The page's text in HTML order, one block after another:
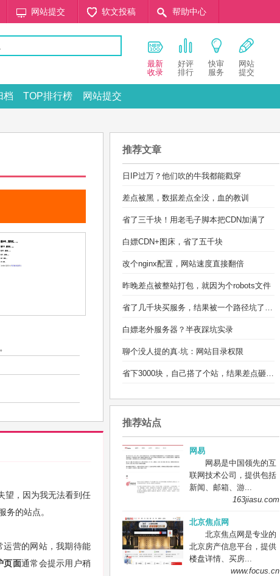
网站提交 软文投稿 帮助中心
最新
收录
好评
排行
快审
服务
网站
提交
档 TOP排行榜 网站提交
望，因为我无法看到任
务的站点。
运营的网站，我期待能
页面通常会提示用户稍
推荐文章
日IP过万？他们吹的牛我都能戳穿
差点被黑，数据差点全没，血的教训
省了三千块！用老毛子脚本把CDN加满了
白嫖CDN+图床，省了五千块
改个nginx配置，网站速度直接翻倍
昨晚差点被整站打包，就因为个robots文件
省了几千块买服务，结果被一个路径坑了两宿
白嫖老外服务器？半夜踩坑实录
聊个没人提的真·坑：网站目录权限
省下3000块，自己搭了个站，结果差点砸电脑
推荐站点
网易
网易是中国领先的互
联网技术公司，提供包括
新闻、邮箱、游...
163jiasu.com
北京焦点网
北京焦点网是专业的
北京房产信息平台，提供
楼盘详情、买房...
www.focus.cn